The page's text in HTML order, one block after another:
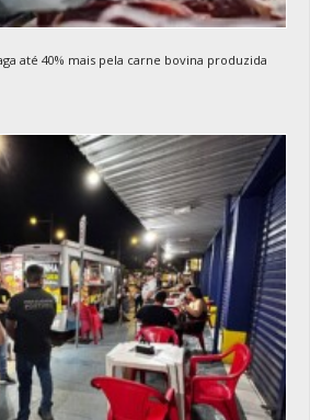
até 40% mais pela carne bovina produzida